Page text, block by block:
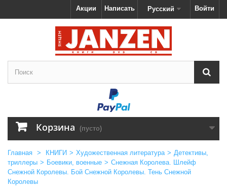
Войти
Русский
Написать
Акции
Корзина (пусто)
Главная > КНИГИ > Художественная литература > Детективы,
триллеры > Боевики, военные > Снежная Королева. Шлейф
Снежной Королевы. Бой Снежной Королевы. Тень Снежной
Королевы